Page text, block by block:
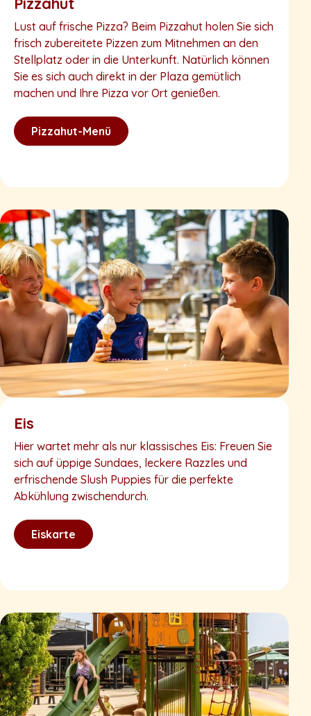
Lust auf frische Pizza? Beim Pizzahut holen Sie sich
frisch zubereitete Pizzen zum Mitnehmen an den
Stellplatz oder in die Unterkunft. Natürlich können
Sie es sich auch direkt in der Plaza gemütlich
machen und Ihre Pizza vor Ort genießen.
Pizzahut-Menü
Eis
Hier wartet mehr als nur klassisches Eis: Freuen Sie
sich auf üppige Sundaes, leckere Razzles und
erfrischende Slush Puppies für die perfekte
Abkühlung zwischendurch.
Eiskarte